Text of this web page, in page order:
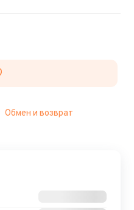
Обмен и возврат